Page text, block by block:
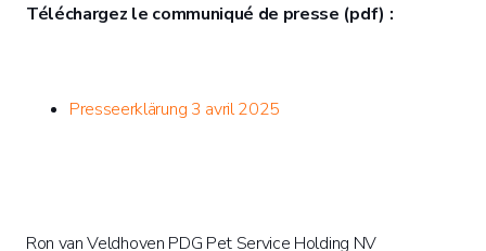
Téléchargez le communiqué de presse (pdf) :
Presseerklärung 3 avril 2025
Ron van Veldhoven PDG Pet Service Holding NV